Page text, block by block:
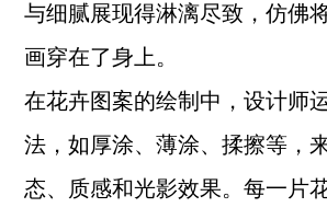
与细腻展现得淋漓尽致，仿佛
画穿在了身上。
在花卉图案的绘制中，设计师
法，如厚涂、薄涂、揉擦等，
态、质感和光影效果。每一片